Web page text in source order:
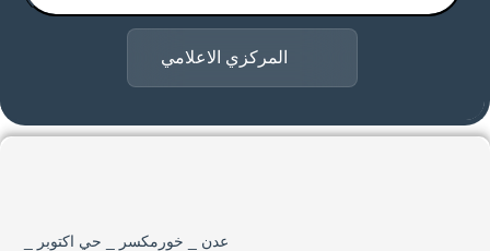
المركزي الاعلامي
عدن _ خورمكسر _ حي اكتوبر _